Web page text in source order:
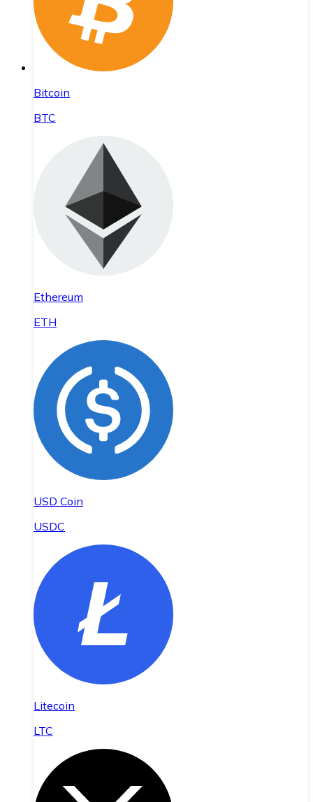
Bitcoin
BTC
Ethereum
ETH
USD Coin
USDC
Litecoin
LTC